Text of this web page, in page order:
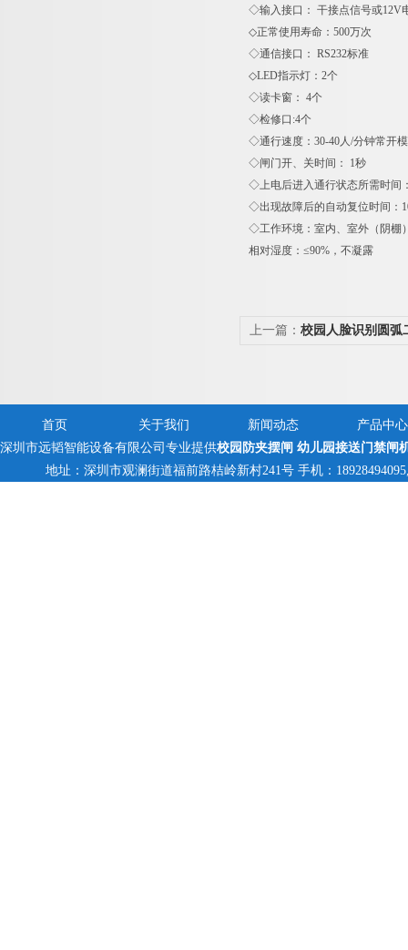
◇输入接口： 干接点信号或12V
◇正常使用寿命：500万次
◇通信接口： RS232标准
◇LED指示灯：2个
◇读卡窗： 4个
◇检修口:4个
◇通行速度：30-40人/分钟常开
◇闸门开、关时间： 1秒
◇上电后进入通行状态所需时间
◇出现故障后的自动复位时间：
◇工作环境：室内、室外（阴
相对湿度：≤90%，不凝露
上一篇： 校园人脸识别圆弧
首页 关于我们 新闻动态
产品中心
深圳市远韬智能设备有限公司专业提供校园防夹摆闸 幼儿园接送门禁闸
地址：深圳市观澜街道福前路桔岭新村241号 手机：